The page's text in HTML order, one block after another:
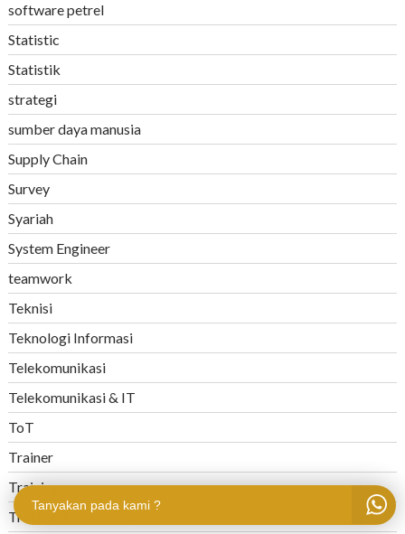
software petrel
Statistic
Statistik
strategi
sumber daya manusia
Supply Chain
Survey
Syariah
System Engineer
teamwork
Teknisi
Teknologi Informasi
Telekomunikasi
Telekomunikasi & IT
ToT
Trainer
Training
Training Based Industry
Tanyakan pada kami ?